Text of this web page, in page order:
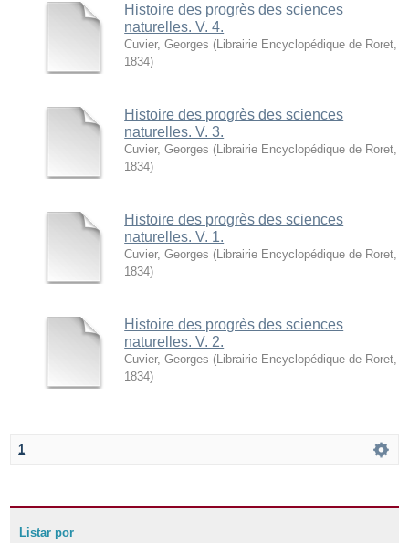
Histoire des progrès des sciences
naturelles. V. 4.
Cuvier, Georges ( Librairie Encyclopédique de Roret
1834)
Histoire des progrès des sciences
naturelles. V. 3.
Cuvier, Georges ( Librairie Encyclopédique de Roret
1834)
Histoire des progrès des sciences
naturelles. V. 1.
Cuvier, Georges ( Librairie Encyclopédique de Roret
1834)
Histoire des progrès des sciences
naturelles. V. 2.
Cuvier, Georges ( Librairie Encyclopédique de Roret
1834)
1
Listar por